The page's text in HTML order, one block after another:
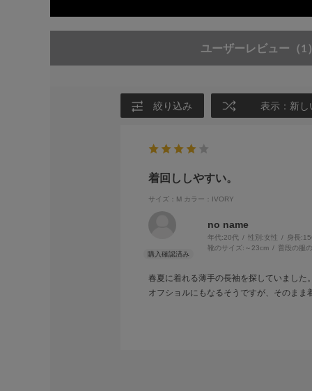
ユーザーレビュー （1
絞り込み 表示：新し
着回ししやすい。
サイズ：M カラー：IVORY
no name
年代:20代 性別:女性 身長:
靴のサイズ: ～23cm 普段の服
春夏に着れる薄手の長袖を探していました
オフショルにもなるそうですが、そのま